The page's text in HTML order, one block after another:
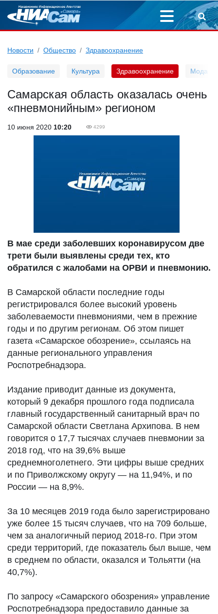
Новости Общество Здравоохранение
Образование Культура Здравоохранение Мода
Самарская область оказалась очень
«пневмонийным» регионом
10 июня 2020 10:20 4299
В мае среди заболевших коронавирусом две
трети были выявлены среди тех, кто
обратился с жалобами на ОРВИ и пневмонию.
В Самарской области последние годы
регистрировался более высокий уровень
заболеваемости пневмониями, чем в прежние
годы и по другим регионам. Об этом пишет
газета «Самарское обозрение», ссылаясь на
данные регионального управления
Роспотребнадзора.
Издание приводит данные из документа,
который 9 декабря прошлого года подписала
главный государственный санитарный врач по
Самарской области Светлана Архипова. В нем
говорится о 17,7 тысячах случаев пневмонии за
2018 год, что на 39,6% выше
среднемноголетнего. Эти цифры выше средних
и по Приволжскому округу — на 11,94%, и по
России — на 8,9%.
За 10 месяцев 2019 года было зарегистрировано
уже более 15 тысяч случаев, что на 709 больше,
чем за аналогичный период 2018-го. При этом
среди территорий, где показатель был выше, чем
в среднем по области, оказался и Тольятти (на
40,7%).
По запросу «Самарского обозрения» управление
Роспотребнадзора предоставило данные за